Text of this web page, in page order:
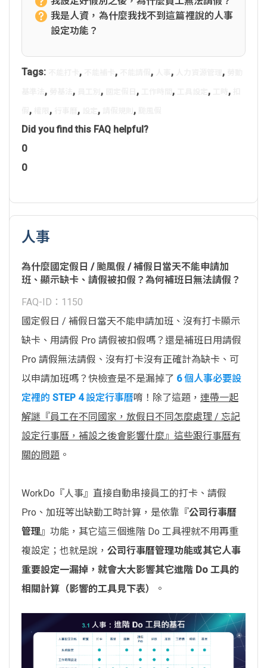
我是人資，為什麼我找不到這篇裡說的人事
設定功能？
Tags: , , , , ,
, , , , , , ,
, , , , ,
Did you find this FAQ helpful?
0
0
人事
為什麼國定假日 / 颱風假 / 補假日當天不能申請加
班、顯示缺卡、請假被扣假？為何補班日無法請假？
FAQ-ID：1150
國定假日 / 補假日當天不能申請加班、沒有打卡顯示
缺卡、用請假 Pro 請假被扣假嗎？還是補班日用請假
Pro 請假無法請假、沒有打卡沒有正確計為缺卡、可
以申請加班嗎？快檢查是不是漏掉了 6 個人事必要設
定裡的 STEP 4 設定行事曆唷！除了這題， 連帶一起
解謎『員工在不同國家，放假日不同怎麼處理 / 忘記
設定行事曆，補設之後會影響什麼』這些跟行事曆有
關的問題 。
WorkDo『人事』直接自動串接員工的打卡、請假
Pro、加班等出缺勤工時計算，是依靠『公司行事曆
管理』功能，其它這三個進階 Do 工具裡就不用再重
複設定；也就是說， 公司行事曆管理功能或其它人事
重要設定一漏掉，就會大大影響其它進階 Do 工具的
相關計算（影響的工具見下表）
。